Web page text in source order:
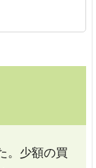
。少額の買